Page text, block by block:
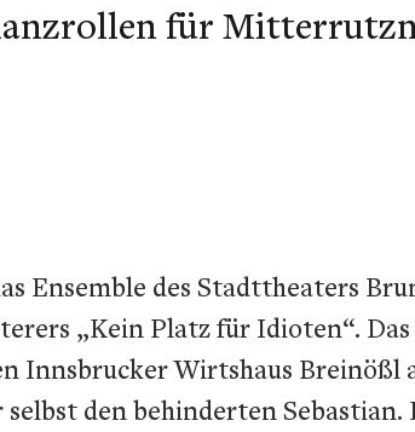
für
Ensemble des Stadttheaters
„Kein Platz für Idioten“.
Innsbrucker Wirtshaus Breinößl
den behinderten